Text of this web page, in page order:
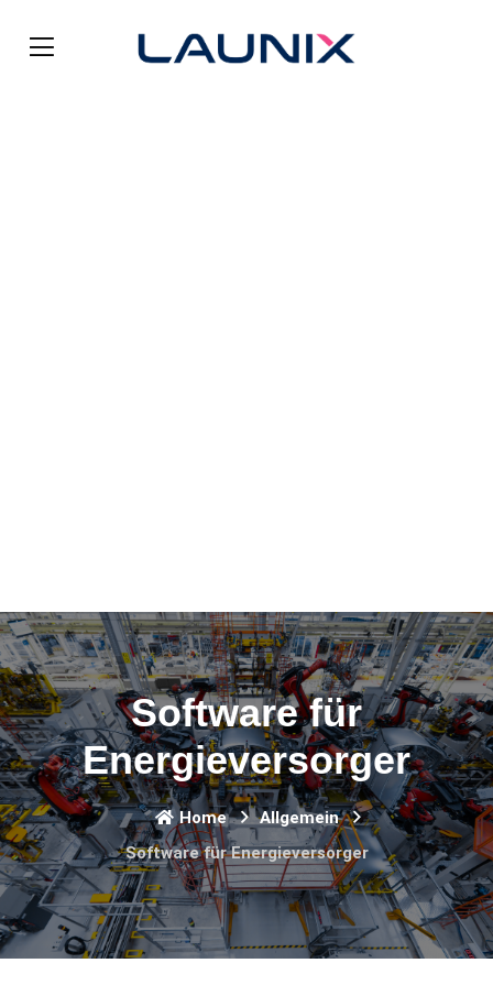
Software für
Energieversorger
Home
Allgemein
Software für Energieversorger